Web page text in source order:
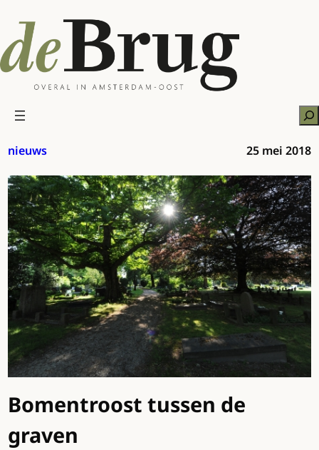
naar
de
inhoud
nieuws 25 mei 2018
Bomentroost tussen de
graven